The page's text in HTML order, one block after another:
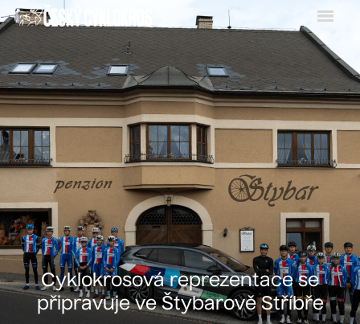
Menu
Cyklokrosová reprezentace se
připravuje ve Štybarově Stříbře